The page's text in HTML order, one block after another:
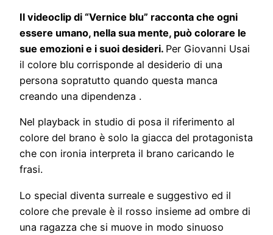
Il videoclip di “Vernice blu” racconta che ogni
essere umano, nella sua mente, può colorare le
sue emozioni e i suoi desideri. Per Giovanni Usai
il colore blu corrisponde al desiderio di una
persona sopratutto quando questa manca
creando una dipendenza .
Nel playback in studio di posa il riferimento al
colore del brano è solo la giacca del protagonista
che con ironia interpreta il brano caricando le
frasi.
Lo special diventa surreale e suggestivo ed il
colore che prevale è il rosso insieme ad ombre di
una ragazza che si muove in modo sinuoso